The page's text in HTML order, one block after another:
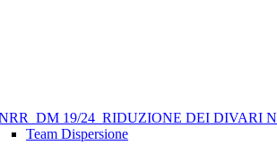
19/24_RIDUZIONE DEI DIVARI
Team Dispersione